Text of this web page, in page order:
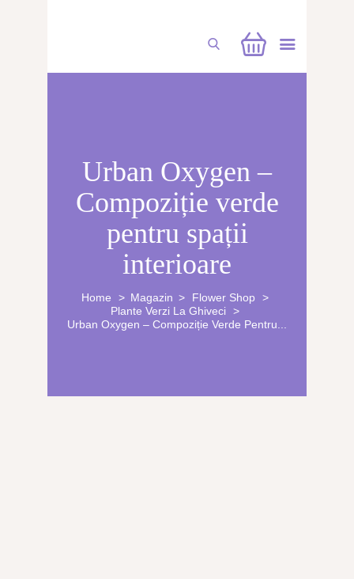
Urban Oxygen –
Compoziție verde
pentru spații
interioare
Home Magazin
Flower Shop
Plante Verzi La Ghiveci
Urban Oxygen – Compoziție Verde Pentru...
BUCHETE PERSONALIZATE
ATELIERE CREAȚIE FLORALĂ
NUNTĂ
CONSULTANȚĂ & CURSURI
BOTEZ
BUCHETE FLORI